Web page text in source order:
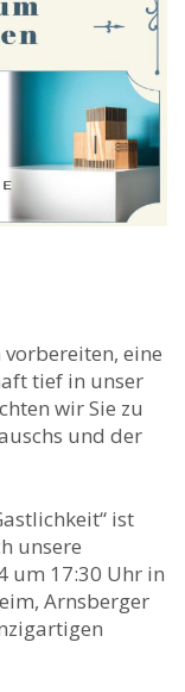
eine
tief in unser
wir Sie zu
und der
ist
unsere
um 17:30 Uhr in
Arnsberger